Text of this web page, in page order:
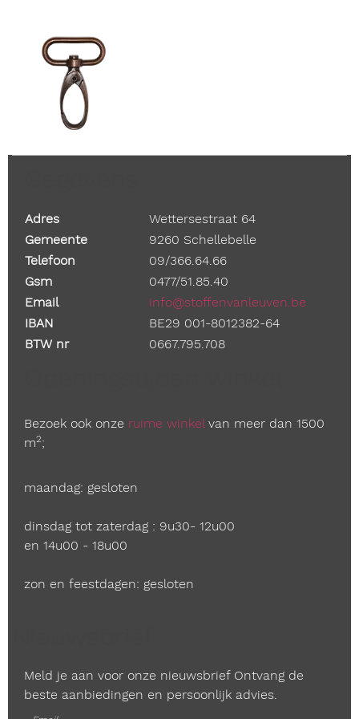
Adres
Wettersestraat 64
Gemeente
9260 Schellebelle
Telefoon
09/366.64.66
Gsm
0477/51.85.40
Email
info@stoffenvanleuven.be
IBAN
BE29 001-8012382-64
BTW nr
0667.795.708
Bezoek ook onze ruime winkel van meer dan 1500
m2;
maandag: gesloten
dinsdag tot zaterdag : 9u30- 12u00
en 14u00 - 18u00
zon en feestdagen: gesloten
Meld je aan voor onze nieuwsbrief Ontvang de
beste aanbiedingen en persoonlijk advies.